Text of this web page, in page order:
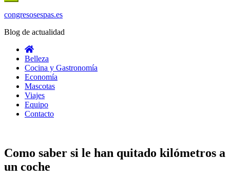
al
contenido
congresosespas.es
Blog de actualidad
Belleza
Cocina y Gastronomía
Economía
Mascotas
Viajes
Equipo
Contacto
Como saber si le han quitado kilómetros a
un coche